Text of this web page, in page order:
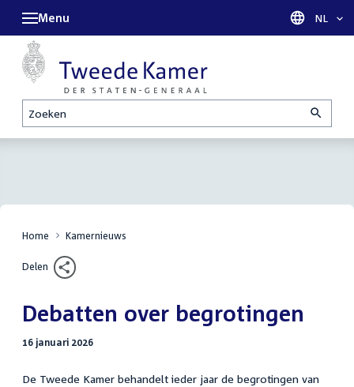
Zoeken
Menu Taal
NL
Home Kamernieuws
Delen
Debatten over begrotingen
16 januari 2026
De Tweede Kamer behandelt ieder jaar de begrotingen van